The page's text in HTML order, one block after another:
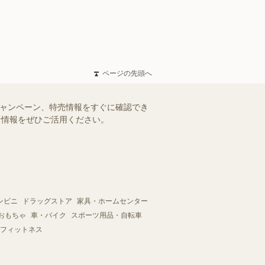
ページの先頭へ
ンペーン、特売情報をすぐに確認でき
報をぜひご活用ください。
ビニ ドラッグストア
家具・ホームセンター
もちゃ
車・バイク
スポーツ用品・自転車
ィットネス